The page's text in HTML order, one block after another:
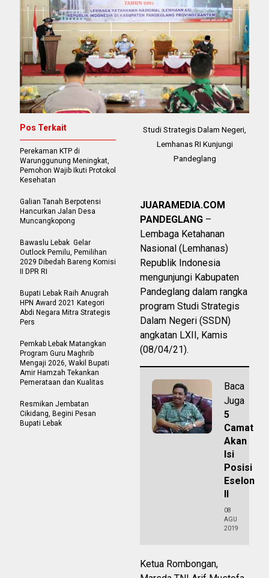
Studi Strategis Dalam Negeri,
Lemhanas RI Kunjungi
Pandeglang
JUARAMEDIA.COM
PANDEGLANG –
Lembaga Ketahanan
Nasional (Lemhanas)
Republik Indonesia
mengunjungi Kabupaten
Pandeglang dalam rangka
program Studi Strategis
Dalam Negeri (SSDN)
angkatan LXII, Kamis
(08/04/21).
Baca
Juga
5
Camat
Akan
Isi
Posisi
Eselon
08
AGU
2019
Ketua Rombongan,
Pos Terkait
Perekaman KTP di
Warunggunung Meningkat,
Pemohon Wajib Ikuti Protokol
Kesehatan
Galian Tanah Berpotensi
Hancurkan Jalan Desa
Muncangkopong
Bawaslu Lebak Gelar
Outlock Pemilu, Pemilihan
2029 Dibedah Bareng Komisi
II DPR RI
Bupati Lebak Raih Anugrah
HPN Award 2021 Kategori
Abdi Negara Mitra Strategis
Pers
Pemkab Lebak Matangkan
Program Guru Maghrib
Mengaji 2026, Wakil Bupati
Amir Hamzah Tekankan
Pemerataan dan Kualitas
Resmikan Jembatan
Cikidang, Begini Pesan
Bupati Lebak